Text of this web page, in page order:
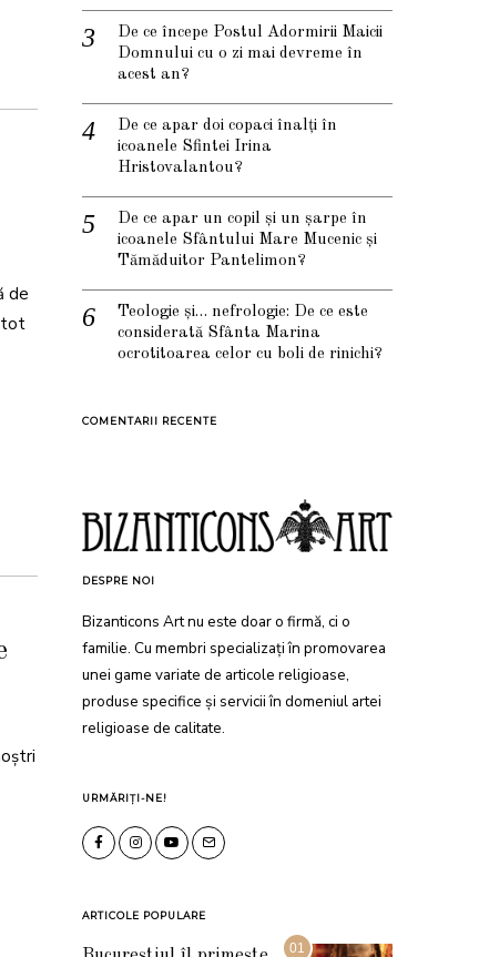
de
tot
De ce începe Postul Adormirii Maicii
Domnului cu o zi mai devreme în
acest an?
De ce apar doi copaci înalți în
icoanele Sfintei Irina
Hristovalantou?
De ce apar un copil și un șarpe în
icoanele Sfântului Mare Mucenic și
Tămăduitor Pantelimon?
Teologie și… nefrologie: De ce este
considerată Sfânta Marina
ocrotitoarea celor cu boli de rinichi?
COMENTARII RECENTE
DESPRE NOI
Bizanticons Art nu este doar o firmă, ci o
familie. Cu membri specializați în promovarea
unei game variate de articole religioase,
produse specifice și servicii în domeniul artei
religioase de calitate.
URMĂRIȚI-NE!
ARTICOLE POPULARE
01